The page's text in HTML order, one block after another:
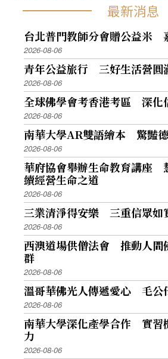
最新消息
台北普門教師分會贈公益米
2026-08-06
青年公益旅行 三好生活營圓
2026-08-06
全球佛學會考香港考區 深化
2026-08-06
南華大學AR雙語繪本 驚豔
2026-08-06
華府協會舉辦生命教育講座
續經營生命之道
2026-08-06
三業清淨得安樂 三重信眾如
2026-08-06
西澳道場供僧法會 推動人間
群
2026-08-06
溫哥華佛光人傳遞愛心 毛公
2026-08-06
南華大學深化產學合作 實習
力
2026-08-06